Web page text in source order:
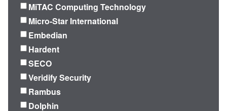
MiTAC Computing Technology
Micro-Star International
Embedian
Hardent
SECO
Veridify Security
Rambus
Dolphin